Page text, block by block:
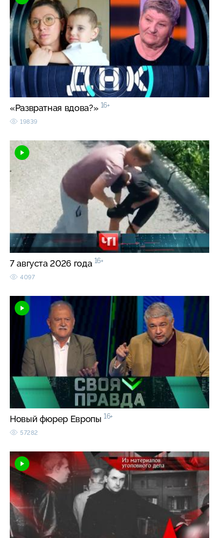
«Развратная вдова?» 16+
19839
7 августа 2026 года 16+
4097
Новый фюрер Европы 16+
57282